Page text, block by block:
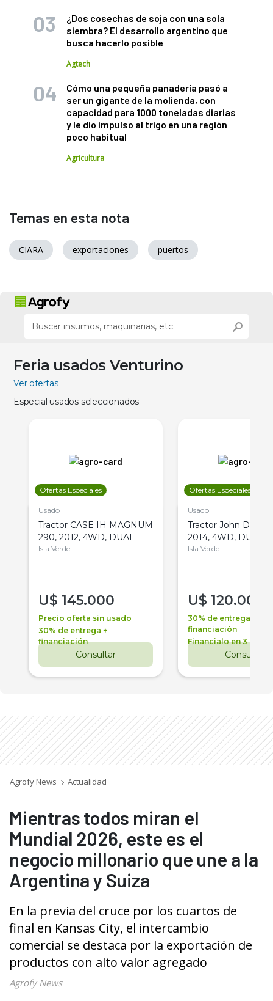
¿Dos cosechas de soja con una sola
siembra? El desarrollo argentino que
busca hacerlo posible
Agtech
Cómo una pequeña panadería pasó a
ser un gigante de la molienda, con
capacidad para 1000 toneladas diarias
y le dio impulso al trigo en una región
poco habitual
Agricultura
Temas en esta nota
CIARA exportaciones puertos
Feria usados Venturino
Ver ofertas
Especial usados seleccionados
Ofertas Especiales
Usado
Tractor CASE IH MAGNUM
290, 2012, 4WD, DUAL
Isla Verde
U$ 145.000
Precio oferta sin usado
30% de entrega +
financiación
Consultar
Ofertas Especiales
Usado
Tractor John Deere
2014, 4WD, DUAL
Isla Verde
U$ 120.000
30% de entrega +
financiación
Financialo en 3 años
Consultar
Agrofy News Actualidad
Mientras todos miran el
Mundial 2026, este es el
negocio millonario que une a la
Argentina y Suiza
En la previa del cruce por los cuartos de
final en Kansas City, el intercambio
comercial se destaca por la exportación de
productos con alto valor agregado
Agrofy News